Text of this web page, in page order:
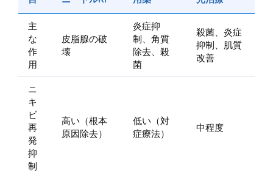
主
な
作
用
皮脂腺の破
壊
炎症抑
制、角質
除去、殺
菌
殺菌、炎症
抑制、肌質
改善
ニ
キ
ビ
再
発
抑
制
高い（根本
原因除去）
低い（対
症療法）
中程度